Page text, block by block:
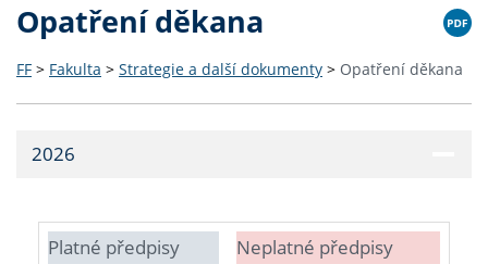
Opatření děkana
FF > Fakulta > Strategie a další dokumenty > Opatření děkana
2026
Platné předpisy Neplatné předpisy